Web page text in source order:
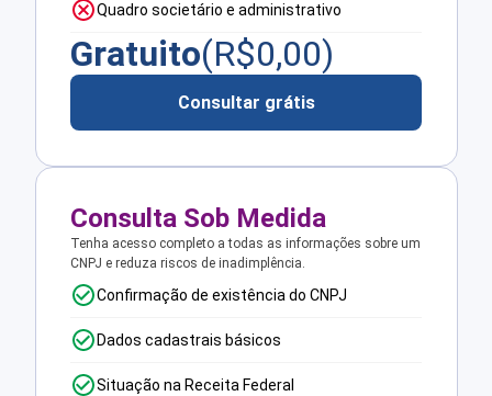
Quadro societário e administrativo
Gratuito(R$0,00)
Consultar grátis
Consulta Sob Medida
Tenha acesso completo a todas as informações sobre um
CNPJ e reduza riscos de inadimplência.
Confirmação de existência do CNPJ
Dados cadastrais básicos
Situação na Receita Federal